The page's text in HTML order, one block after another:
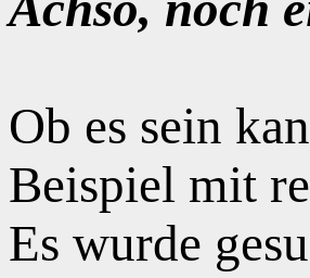
Ob es sein
Beispiel mit
Es wurde